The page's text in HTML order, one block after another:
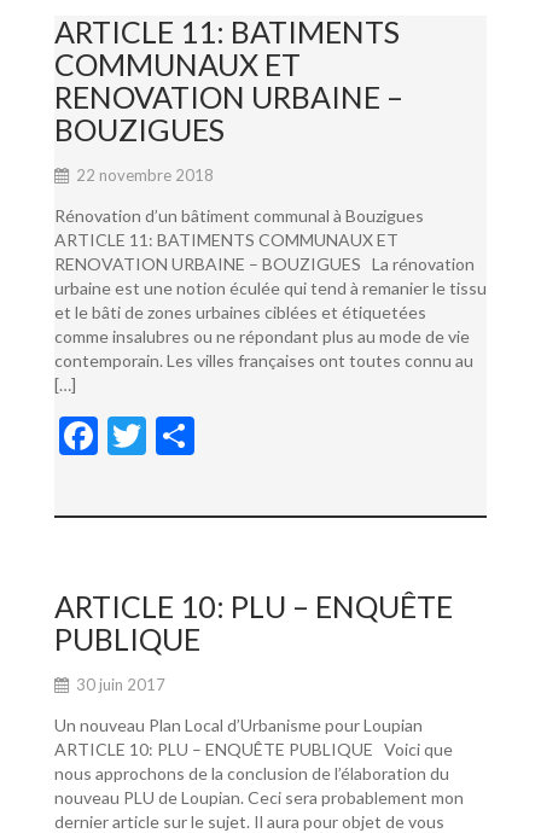
ARTICLE 11: BATIMENTS
COMMUNAUX ET
RENOVATION URBAINE –
BOUZIGUES
22 novembre 2018
Rénovation d’un bâtiment communal à Bouzigues
ARTICLE 11: BATIMENTS COMMUNAUX ET
RENOVATION URBAINE – BOUZIGUES La rénovation
urbaine est une notion éculée qui tend à remanier le tissu
et le bâti de zones urbaines ciblées et étiquetées
comme insalubres ou ne répondant plus au mode de vie
contemporain. Les villes françaises ont toutes connu au
[…]
F
e
o
o
k
T
itt ta
er
ARTICLE 10: PLU – ENQUÊTE
PUBLIQUE
30 juin 2017
Un nouveau Plan Local d’Urbanisme pour Loupian
ARTICLE 10: PLU – ENQUÊTE PUBLIQUE Voici que
nous approchons de la conclusion de l’élaboration du
nouveau PLU de Loupian. Ceci sera probablement mon
dernier article sur le sujet. Il aura pour objet de vous